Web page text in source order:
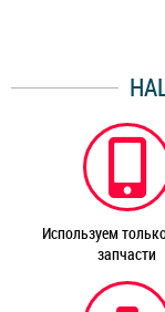
Используем
запчасти